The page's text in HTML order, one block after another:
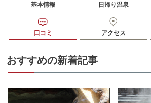
基本情報 日帰り温泉
口コミ アクセス
おすすめの新着記事